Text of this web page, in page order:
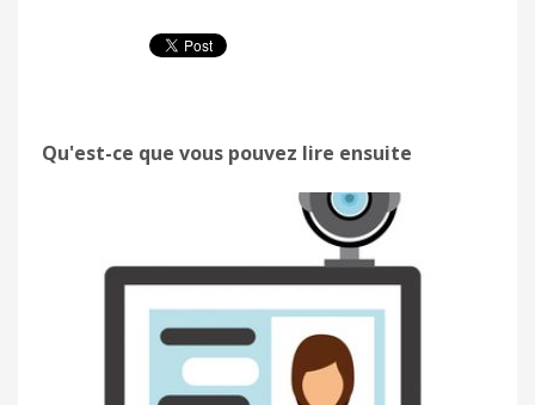
Qu'est-ce que vous pouvez lire ensuite